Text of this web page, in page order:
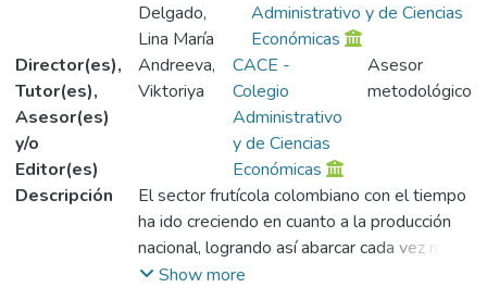
Delgado,
Lina María
Administrativo y de Ciencias
Económicas
Director(es),
Tutor(es),
Asesor(es)
y/o
Editor(es)
Andreeva,
Viktoriya
CACE -
Colegio
Administrativo
y de Ciencias
Económicas
Asesor
metodológico
Descripción
El sector frutícola colombiano con el tiempo
ha ido creciendo en cuanto a la producción
nacional, logrando así abarcar cada vez más
mercados gracias a la inclusión de nuevos
Show more